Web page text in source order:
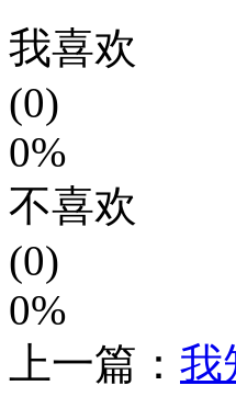
我喜欢
(0)
0%
不喜欢
(0)
0%
上一篇： 我